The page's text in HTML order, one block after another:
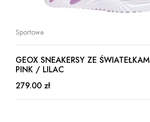
Sportowe
GEOX SNEAKERSY ZE
PINK / LILAC
279.00 zł